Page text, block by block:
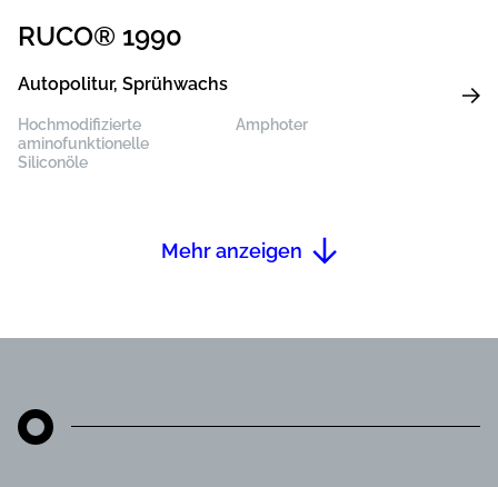
RUCO® 1990
Autopolitur, Sprühwachs
Hochmodifizierte
aminofunktionelle
Siliconöle
Amphoter
Mehr anzeigen